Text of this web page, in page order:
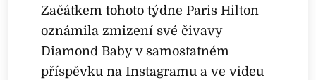
Začátkem tohoto týdne Paris Hilton
oznámila zmizení své čivavy
Diamond Baby v samostatném
příspěvku na Instagramu a ve videu